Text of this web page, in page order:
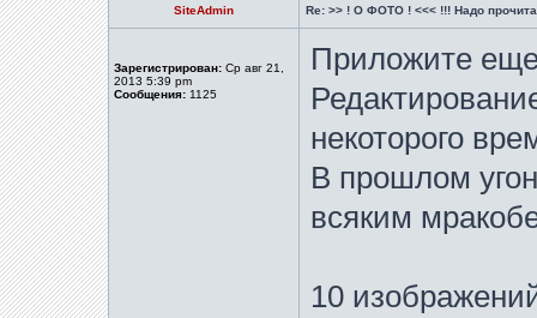
SiteAdmin Re: >> ! О ФОТО ! <<< !!! Надо
Зарегистрирован: Ср авг 21,
2013 5:39 pm
Сообщения: 1125
Приложите
некоторого
В прошлом
всяким
10